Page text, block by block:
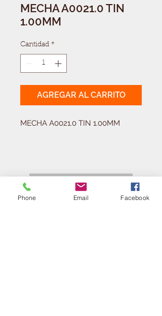
MECHA A0021.0 TIN
1.00MM
Cantidad *
AGREGAR AL CARRITO
MECHA A0021.0 TIN 1.00MM
¿Necesitas equipar tu
ferretería?
Phone Email Facebook